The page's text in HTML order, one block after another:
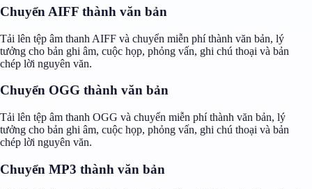
Chuyển AIFF thành văn bản
Tải lên tệp âm thanh AIFF và chuyển miễn phí thành văn bản, lý
tưởng cho bản ghi âm, cuộc họp, phỏng vấn, ghi chú thoại và bản
chép lời nguyên văn.
Chuyển OGG thành văn bản
Tải lên tệp âm thanh OGG và chuyển miễn phí thành văn bản, lý
tưởng cho bản ghi âm, cuộc họp, phỏng vấn, ghi chú thoại và bản
chép lời nguyên văn.
Chuyển MP3 thành văn bản